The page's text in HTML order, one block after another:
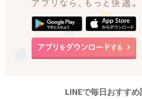
LINEで毎日おすすめ